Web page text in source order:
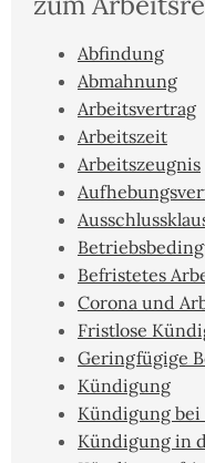
Abfindung
Abmahnung
Arbeitsvertrag
Arbeitszeit
Arbeitszeugnis
Befristetes
Corona und
Fristlose
Geringfügige
Kündigung
Kündigung
Kündigung in